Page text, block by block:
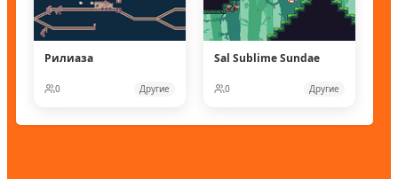
Рилиаза
0 Другие
Sal Sublime Sundae
0 Другие